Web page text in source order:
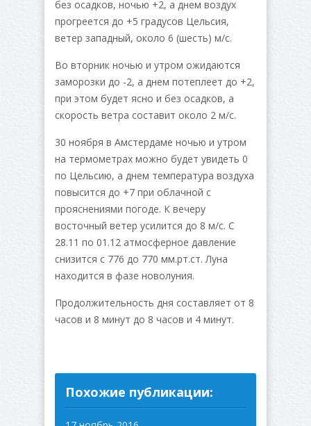
без осадков, ночью +2, а днем воздух
прогреется до +5 градусов Цельсия,
ветер западный, около 6 (шесть) м/с.
Во вторник ночью и утром ожидаются
заморозки до -2, а днем потеплеет до +2,
при этом будет ясно и без осадков, а
скорость ветра составит около 2 м/с.
30 ноября в Амстердаме ночью и утром
на термометрах можно будет увидеть 0
по Цельсию, а днем температура воздуха
повысится до +7 при облачной с
прояснениями погоде. К вечеру
восточный ветер усилится до 8 м/с. С
28.11 по 01.12 атмосферное давление
снизится с 776 до 770 мм.рт.ст. Луна
находится в фазе новолуния.
Продолжительность дня составляет от 8
часов и 8 минут до 8 часов и 4 минут.
Похожие публикации: